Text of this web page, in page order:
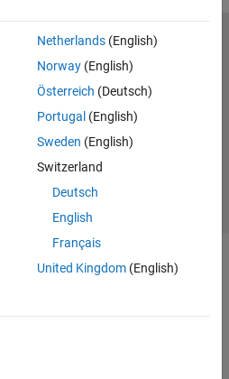
Netherlands(English)
Norway(English)
Österreich (Deutsch)
Portugal (English)
Sweden (English)
Switzerland
Deutsch
English
Français
United Kingdom(English)
comerciales
Estado de las aplicaciones
Inc.